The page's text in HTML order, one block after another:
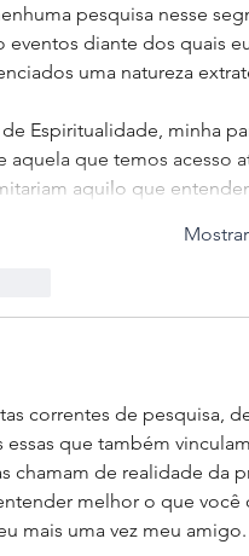
pesquisa nesse
eventos diante dos quais
uma natureza
Espiritualidade, minha
que temos acesso
aquilo que
correntes de pesquisa,
essas que também
chamam de realidade da
melhor o que
mais uma vez meu